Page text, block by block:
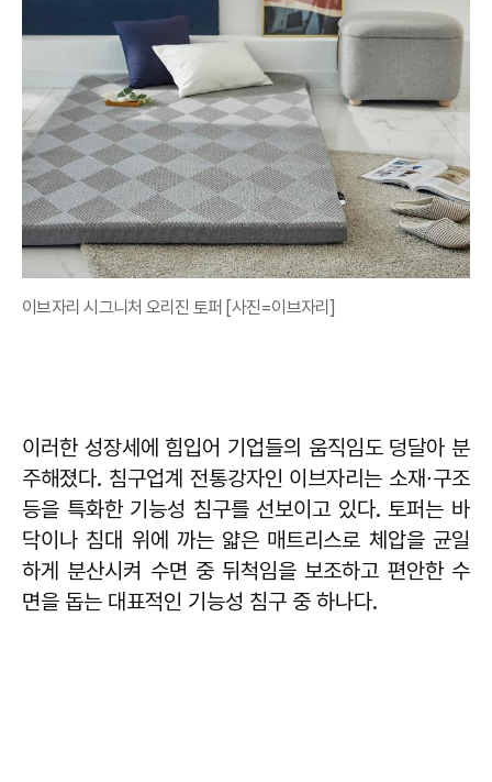
이브자리 시그니처 오리진 토퍼 [사진=이브자리]
이러한 성장세에 힘입어 기업들의 움직임도 덩달아 분
주해졌다. 침구업계 전통강자인 이브자리는 소재∙구조
등을 특화한 기능성 침구를 선보이고 있다. 토퍼는 바
닥이나 침대 위에 까는 얇은 매트리스로 체압을 균일
하게 분산시켜 수면 중 뒤척임을 보조하고 편안한 수
면을 돕는 대표적인 기능성 침구 중 하나다.